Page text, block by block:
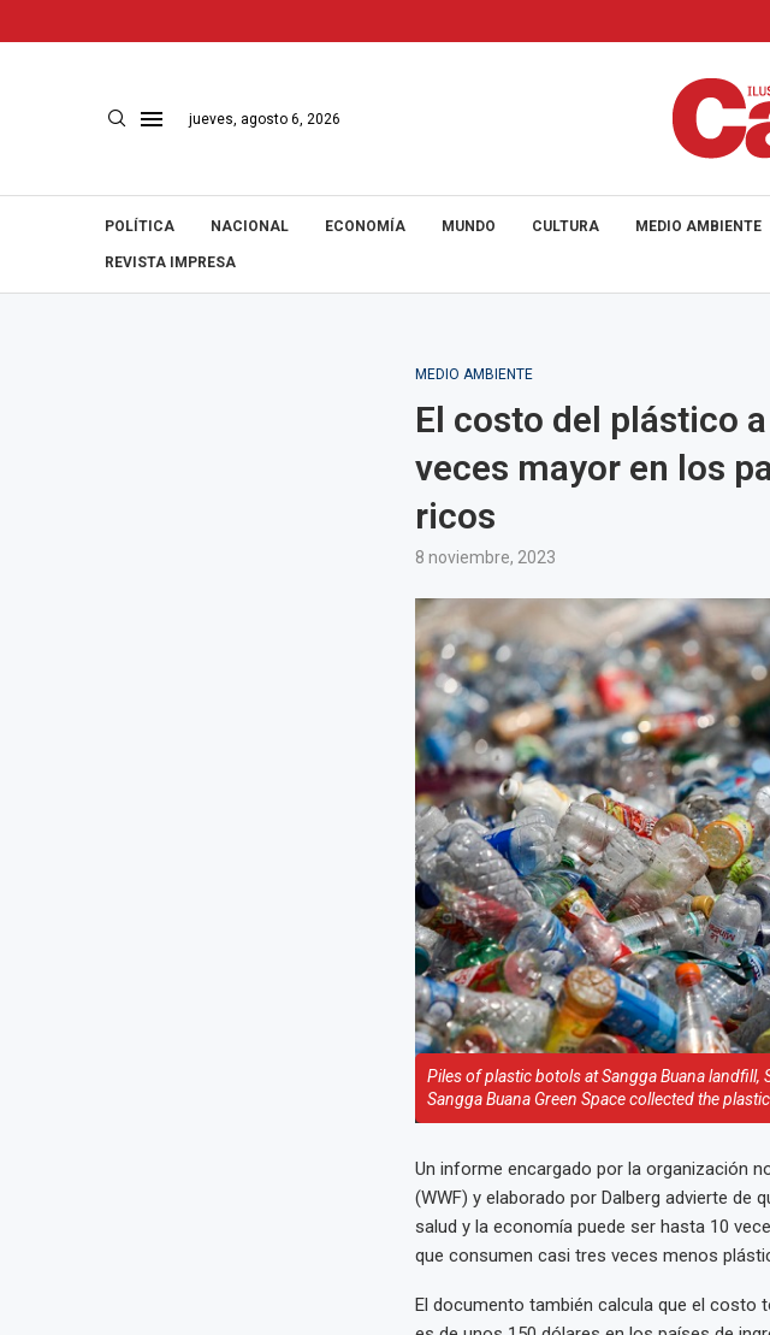
jueves, agosto 6, 2026
POLÍTICA NACIONAL ECONOMÍA MUNDO CULTURA MEDIO AMBIENTE
REVISTA IMPRESA
MEDIO AMBIENTE
El costo del plástico
veces mayor en los
ricos
8 noviembre, 2023
Piles of plastic botols at Sangga Buana
Sangga Buana Green Space collected the
Un informe encargado por la organización
(WWF) y elaborado por Dalberg advierte de
salud y la economía puede ser hasta 10
que consumen casi tres veces menos
El documento también calcula que el costo